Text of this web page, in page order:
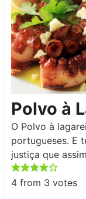
Polvo à
O Polvo à
portugueses. E
justiça que
4 from 3 votes